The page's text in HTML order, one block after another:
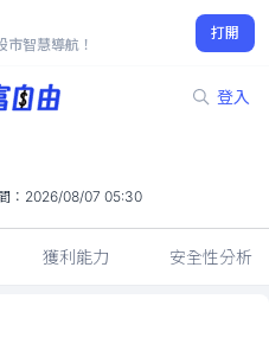
市智慧導航！
打開
登入
： 2026/08/07 05:30
獲利能力 安全性分析